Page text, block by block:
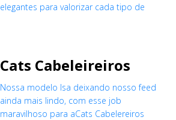
elegantes para valorizar cada tipo de
Cats Cabeleireiros
Nossa modelo Isa deixando nosso feed
ainda mais lindo, com esse job
maravilhoso para aCats Cabelereiros